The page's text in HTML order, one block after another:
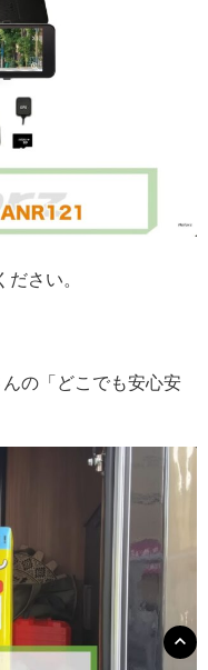
さい。
の「どこでも安心安